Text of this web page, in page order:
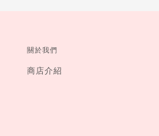
關於我們
商店介紹